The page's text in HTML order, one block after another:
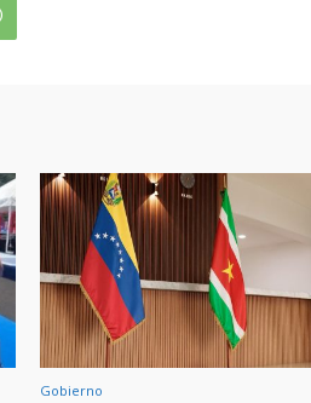
Gobierno